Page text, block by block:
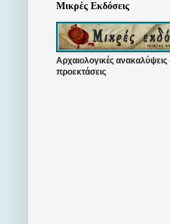
Μικρές Εκδόσεις
Αρχαιολογικές ανακαλύψεις
προεκτάσεις